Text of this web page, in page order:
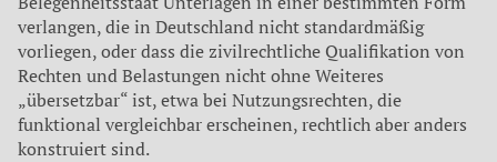
verlangen, die in Deutschland nicht standardmäßig
vorliegen, oder dass die zivilrechtliche Qualifikation von
Rechten und Belastungen nicht ohne Weiteres
„übersetzbar“ ist, etwa bei Nutzungsrechten, die
funktional vergleichbar erscheinen, rechtlich aber anders
konstruiert sind.